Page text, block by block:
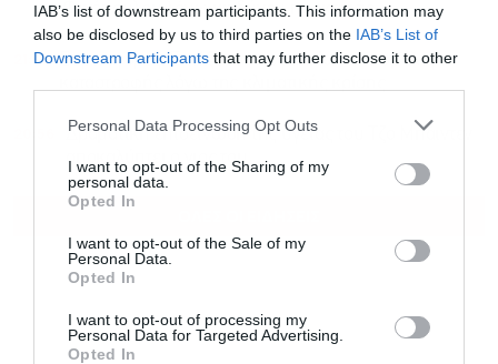
IAB’s list of downstream participants. This information may
also be disclosed by us to third parties on the IAB’s List of
Downstream Participants that may further disclose it to other
Personal Data Processing Opt Outs
I want to opt-out of the Sharing of my
personal data.
Opted In
I want to opt-out of the Sale of my
Personal Data.
Opted In
I want to opt-out of processing my
Personal Data for Targeted Advertising.
Opted In
Φινόπουλου λόγω κινδύνου πυρκαγιάς
21:14 Ευρωαγορές: Εκτόξευση κεφαλαίων στα ομόλογα
Δραματική επιδείνωση της υγείας του Τζο Μπάιντεν
αποκαλύπτει ο γιος του